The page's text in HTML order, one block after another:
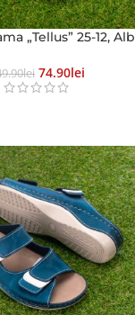
„Tellus” 25-12, Alb
Lei 74.90Lei